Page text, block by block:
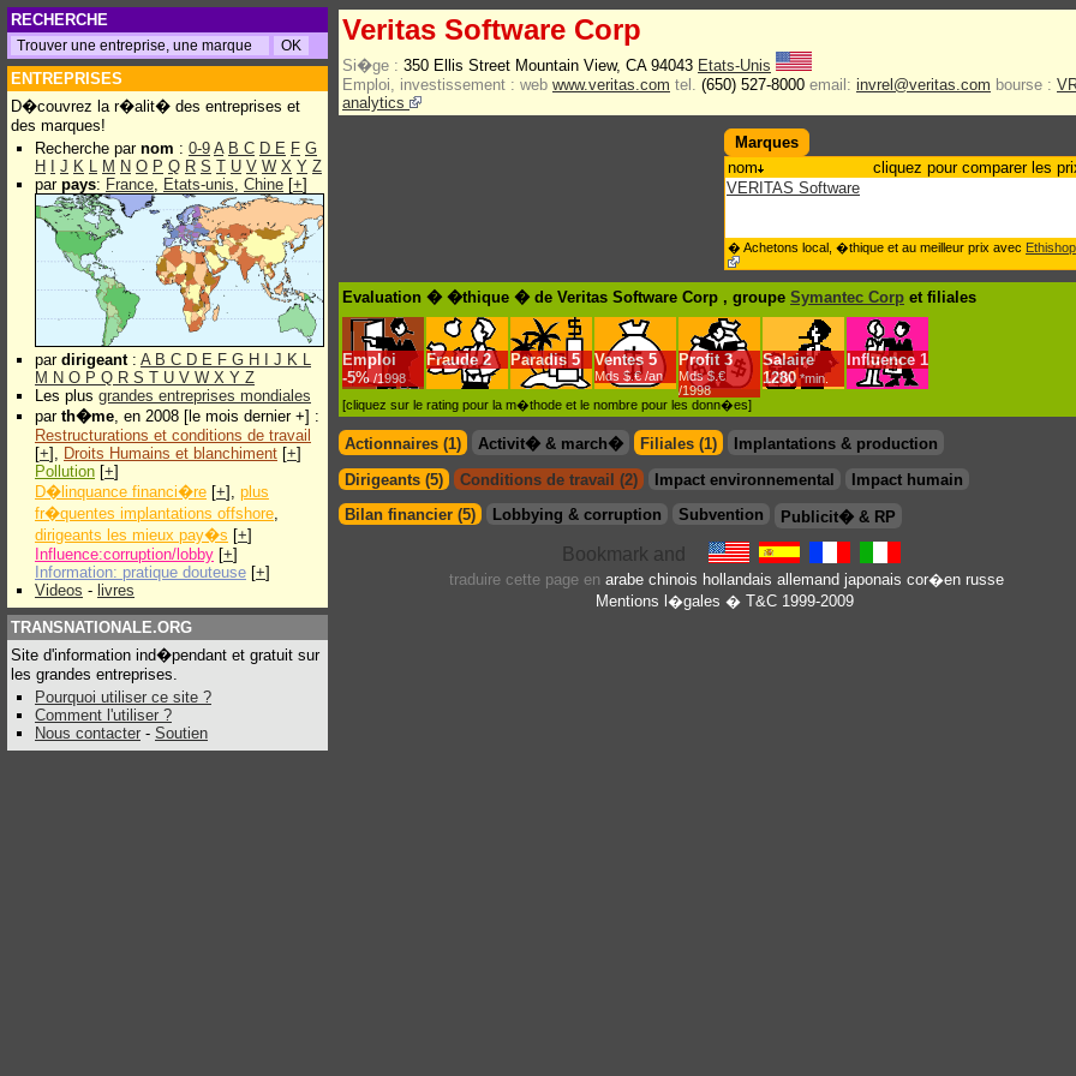
RECHERCHE
ENTREPRISES
D�couvrez la r�alit� des entreprises et
des marques!
Recherche par nom : 0-9 A B C D E F G
H
J K L M N O P Q R S T U V W X Y Z
par pays: France, Etats-unis, Chine [+]
par dirigeant: A B C D E F G H J K L
M N O P Q R S T U V W X Y Z
Les plus grandes entreprises mondiales
par th�me, en 2008 [le mois dernier +] :
Restructurations et conditions de travail
[+], Droits Humains et blanchiment [+]
Pollution [+]
D�linquance financi�re [+], plus
fr�quentes implantations offshore,
dirigeants les mieux pay�s [+]
Influence:corruption/lobby [+]
Information: pratique douteuse [+]
Videos - livres
TRANSNATIONALE.ORG
Site d'information ind�pendant et gratuit sur
les grandes entreprises.
Pourquoi utiliser ce site ?
Comment l'utiliser ?
Nous contacter - Soutien
Veritas Software Corp
Si�ge : 350 Ellis Street Mountain View, CA 94043 Etats-Unis
Emploi, investissement : web www.veritas.com tel. (650) 527-8000 email: invrel@veritas.com bourse :
analytics
Marques
nom
cliquez pour comparer les
VERITAS Software
� Achetons local, �thique et au meilleur prix avec Ethishop
Evaluation � �thique � de Veritas Software Corp , groupe Symantec Corp et filiales
Emploi
-5% /1998
Fraude 2 Paradis 5 Ventes 5
Mds $.€ /an
Profit 3
Mds $.€
/1998
Salaire
1280*min.
Influence 1
[cliquez sur le rating pour la m�thode et le nombre pour les donn�es]
Actionnaires (1) Activit� & march� Filiales (1)
Implantations & production
Dirigeants (5)
Conditions de travail (2) Impact environnemental
Impact humain
Bilan financier (5)
Lobbying & corruption Subvention Publicit� & RP
traduire cette page en arabe chinois hollandais allemand japonais cor�en russe
Mentions l�gales � T&C 1999-2009